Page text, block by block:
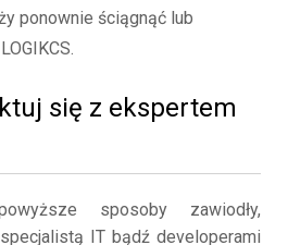
ponownie ściągnąć lub
się z ekspertem
sposoby zawiodły,
IT bądź developerami